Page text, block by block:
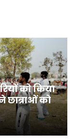
को किया
छात्राओं को